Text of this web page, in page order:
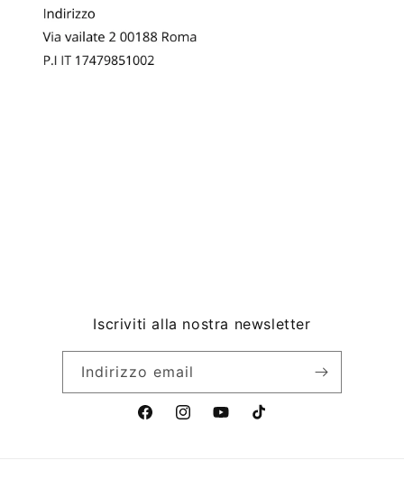
Iscriviti alla nostra newsletter
Indirizzo email
F
I
Y
T